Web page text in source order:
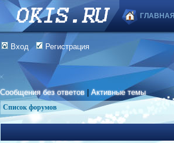
ГЛАВНАЯ
Вход Регистрация
Сообщения без ответов |Активные темы
Список форумов